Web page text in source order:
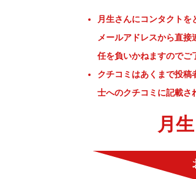
月生さんにコンタクト
メールアドレスから直
任を負いかねますのでご
クチコミはあくまで投稿
士へのクチコミに記載さ
月